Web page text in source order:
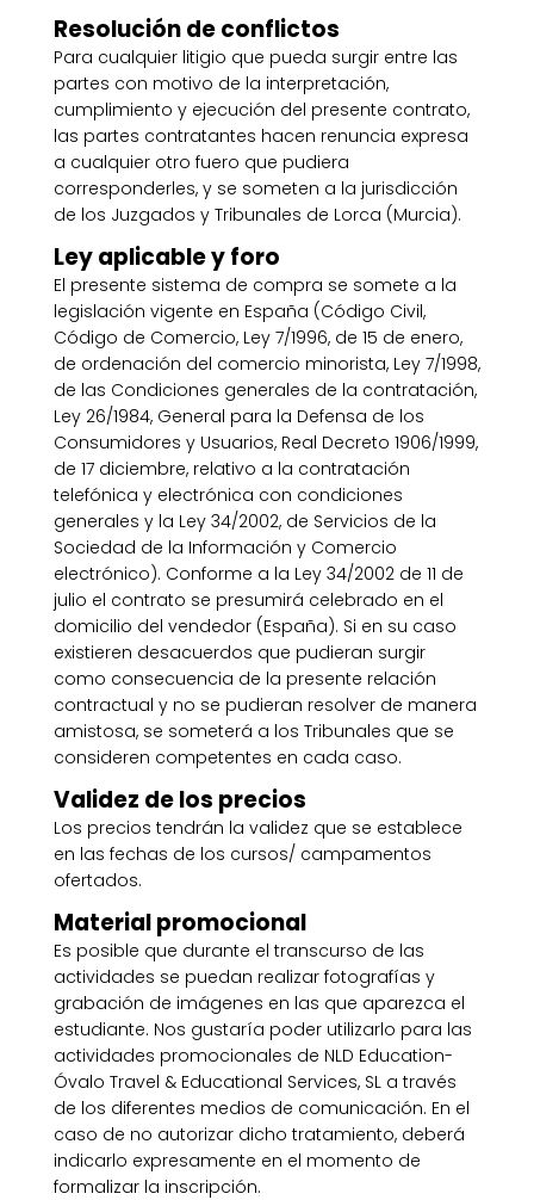
Resolución de conflictos
Para cualquier litigio que pueda surgir entre las
partes con motivo de la interpretación,
cumplimiento y ejecución del presente contrato,
las partes contratantes hacen renuncia expresa
a cualquier otro fuero que pudiera
corresponderles, y se someten a la jurisdicción
de los Juzgados y Tribunales de Lorca (Murcia).
Ley aplicable y foro
El presente sistema de compra se somete a la
legislación vigente en España (Código Civil,
Código de Comercio, Ley 7/1996, de 15 de enero,
de ordenación del comercio minorista, Ley 7/1998,
de las Condiciones generales de la contratación,
Ley 26/1984, General para la Defensa de los
Consumidores y Usuarios, Real Decreto 1906/1999,
de 17 diciembre, relativo a la contratación
telefónica y electrónica con condiciones
generales y la Ley 34/2002, de Servicios de la
Sociedad de la Información y Comercio
electrónico). Conforme a la Ley 34/2002 de 11 de
julio el contrato se presumirá celebrado en el
domicilio del vendedor (España). Si en su caso
existieren desacuerdos que pudieran surgir
como consecuencia de la presente relación
contractual y no se pudieran resolver de manera
amistosa, se someterá a los Tribunales que se
consideren competentes en cada caso.
Validez de los precios
Los precios tendrán la validez que se establece
en las fechas de los cursos/ campamentos
ofertados.
Material promocional
Es posible que durante el transcurso de las
actividades se puedan realizar fotografías y
grabación de imágenes en las que aparezca el
estudiante. Nos gustaría poder utilizarlo para las
actividades promocionales de NLD Education-
Óvalo Travel & Educational Services, SL a través
de los diferentes medios de comunicación. En el
caso de no autorizar dicho tratamiento, deberá
indicarlo expresamente en el momento de
formalizar la inscripción.